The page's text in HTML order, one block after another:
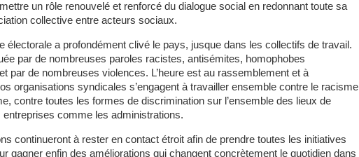
un rôle renouvelé et renforcé du dialogue social en redonnant toute sa
collective entre acteurs sociaux.
électorale a profondément clivé le pays, jusque dans les collectifs de travail.
par de nombreuses paroles racistes, antisémites, homophobes
par de nombreuses violences. L’heure est au rassemblement et à
organisations syndicales s’engagent à travailler ensemble contre le racisme
contre toutes les formes de discrimination sur l’ensemble des lieux de
entreprises comme les administrations.
continueront à rester en contact étroit afin de prendre toutes les initiatives
gagner enfin des améliorations qui changent concrètement le quotidien dans